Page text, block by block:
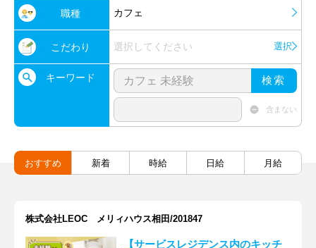
職種 カフェ
こだわり 選択してください 選択
キーワード 検索
含まない
おすすめ 新着 時給 日給 月給
株式会社LEOC メリィハウス相田/201847
【サービスレジデンス内のキッチ